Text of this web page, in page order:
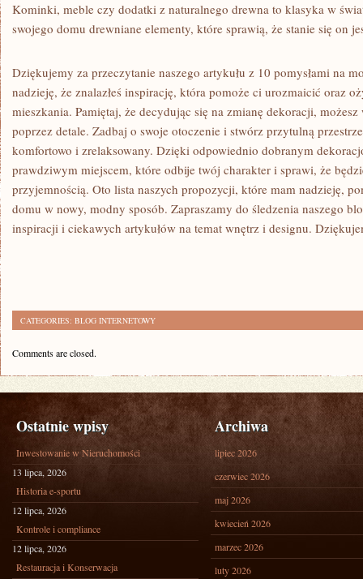
Kominki, meble czy dodatki z⁣ naturalnego drewna to klasyka w
swojego domu drewniane ⁢elementy,​ które sprawią, że stanie się on
Dziękujemy za przeczytanie naszego artykułu⁢ z 10 pomysłami na
nadzieję, ‍że znalazłeś inspirację, która pomoże ci urozmaicić oraz
mieszkania. Pamiętaj, że decydując się na zmianę ‌dekoracji,
poprzez ⁤detale. Zadbaj o swoje otoczenie i stwórz przytulną
komfortowo i ​zrelaksowany. Dzięki odpowiednio⁣ dobranym
prawdziwym miejscem, które odbije​ twój ‌charakter i sprawi, że
⁢przyjemnością. Oto lista naszych propozycji, które mam nadzieję,
domu‍ w nowy, modny sposób. Zapraszamy do śledzenia naszego
inspiracji i ciekawych artykułów na temat‍ wnętrz⁣ i designu.
CATEGORIES: BLOG INTERNETOWY
Comments are closed.
Ostatnie wpisy
Inwestowanie w Nieruchomości
13 lipca, 2026
Historia e-sportu
12 lipca, 2026
Kontrole i compliance
12 lipca, 2026
Restauracja i Konserwacja
Archiwa
lipiec 2026
czerwiec 2026
maj 2026
kwiecień 2026
marzec 2026
luty 2026